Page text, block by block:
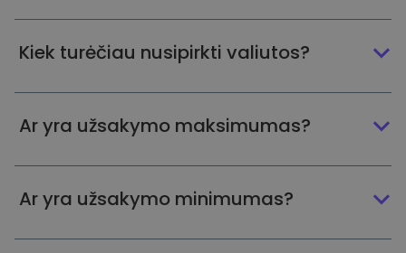
Kiek turėčiau nusipirkti valiutos?
Ar yra užsakymo maksimumas?
Ar yra užsakymo minimumas?